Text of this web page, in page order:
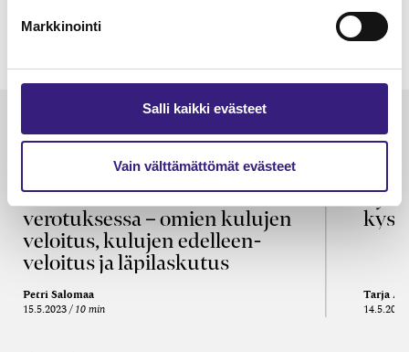
Markkinointi
Salli kaikki evästeet
Vain välttämättömät evästeet
Luetuimmat
Kulu­veloitukset arvon­lisä­
verotuksessa – omien kulujen
veloitus, kulujen edelleen­
veloitus ja läpi­laskutus
Petri Salomaa
15.5.2023 10 min
Tarja
14.5.2021